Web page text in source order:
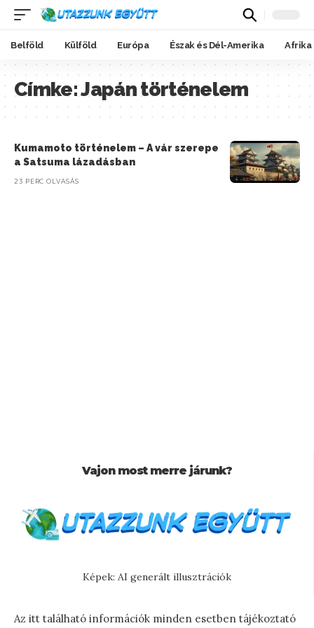
Belföld Külföld Európa Észak és Dél-Amerika Afrika
Címke:Japán történelem
Kumamoto történelem – A vár szerepe
a Satsuma lázadásban
23 PERC OLVASÁS
Vajon most merre járunk?
Képek: AI generált illusztrációk
Az itt található információk minden esetben tájékoztató